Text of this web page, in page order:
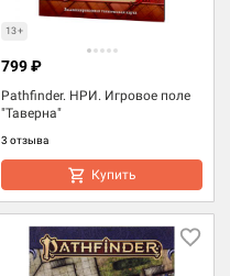
13+
Pathfinder. НРИ. Игровое поле
"Таверна"
3 отзыва
799 ₽
Купить